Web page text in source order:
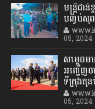
មន្ត្រីជា
បញ្ចប់សុ
05, 2024
សម្តេច
អញ្ជើញច
ទីក្រុងគុ
05, 2024